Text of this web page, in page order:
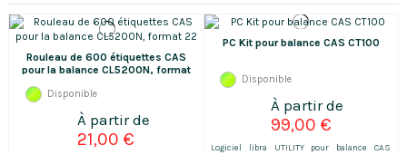
Rouleau de 600 étiquettes CAS
pour la balance CL5200N, format
Disponible
21,00 €
PC Kit pour balance CAS CT100
Disponible
99,00 €
Logiciel libra UTILITY pour balance CAS